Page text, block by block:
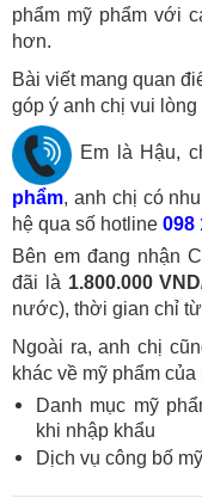
phẩm mỹ phẩm với
hơn.
Bài viết mang quan
góp ý anh chị vui
Em là Hậu,
phẩm, anh chị có
hệ qua số hotline 098
Bên em đang nhận
đãi là 1.800.000
nước), thời gian chỉ
Ngoài ra, anh chị
khác về mỹ phẩm của
Danh mục mỹ
khi nhập khẩu
Dịch vụ công bố